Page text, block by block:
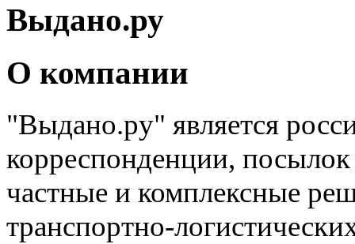
Выдано.ру
О компании
"Выдано.ру" является
корреспонденции, посылок
частные и комплексные
транспортно-